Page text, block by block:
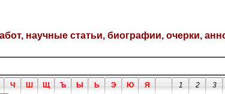
научные статьи, биографии, очерки,
Ч Ш Щ Ъ Ы Ь Э Ю Я 1 2 3